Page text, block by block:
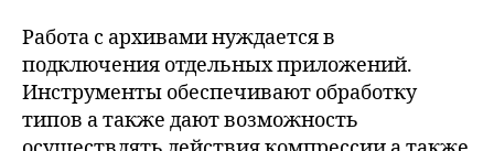
Работа с архивами нуждается в
подключения отдельных приложений.
Инструменты обеспечивают обработку
типов а также дают возможность